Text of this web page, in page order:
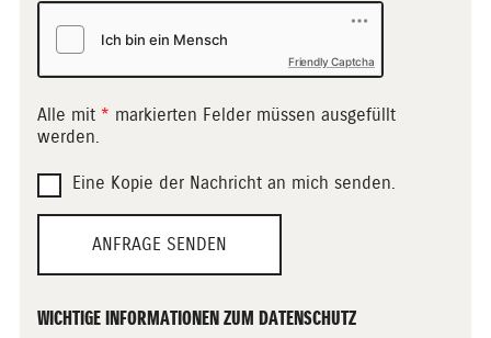
Friendly Captcha
Alle mit * markierten Felder müssen ausgefüllt
werden.
Eine Kopie der Nachricht an mich senden.
ANFRAGE SENDEN
WICHTIGE INFORMATIONEN ZUM DATENSCHUTZ